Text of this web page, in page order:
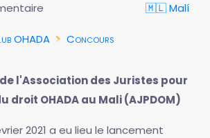
🇲🇱 Malí
OHADA Concours
l'Association des Juristes pour
droit OHADA au Mali (AJPDOM)
2021 a eu lieu le lancement